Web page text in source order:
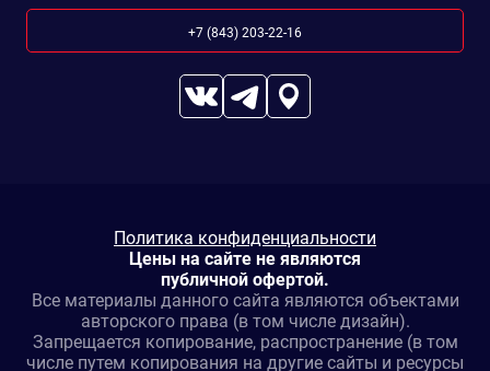
+7 (843) 203-22-16
Цены на сайте не являются
публичной офертой.
Все материалы данного сайта являются объектами
авторского права (в том числе дизайн).
Запрещается копирование, распространение (в том
числе путем копирования на другие сайты и ресурсы
Политика конфиденциальности